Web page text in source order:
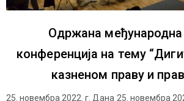
Одржана међународна
конференција на тему
казненом праву и
25. новембра 2022. г. Дана 25. новембра